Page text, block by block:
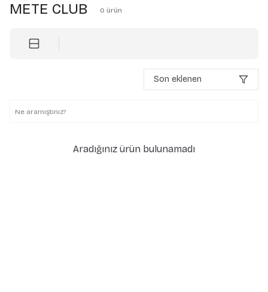
METE CLUB 0 ürün
Son eklenen
Aradığınız ürün bulunamadı